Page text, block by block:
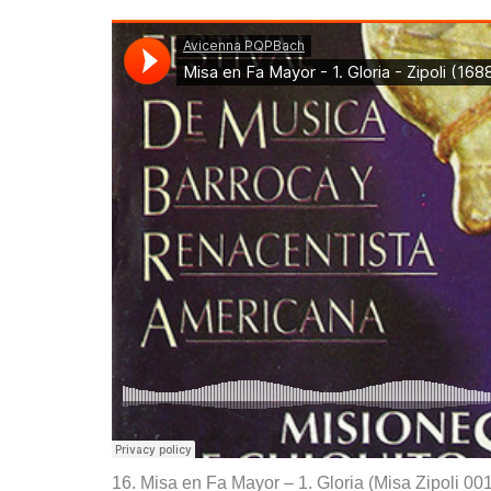
16. Misa en Fa Mayor – 1. Gloria (Misa Zipoli